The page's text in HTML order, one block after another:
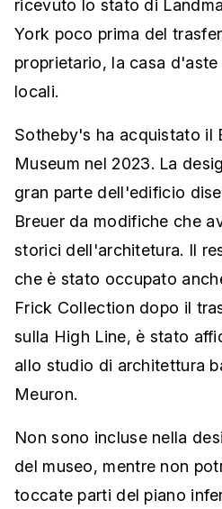
ricevuto lo stato di
York poco prima del
proprietario, la casa
locali.
Sotheby's ha acquistato il
Museum nel 2023. La
gran parte dell'edificio
Breuer da modifiche che
storici dell'architetura. Il
che è stato occupato
Frick Collection dopo il
sulla High Line, è stato
allo studio di architettura
Meuron.
Non sono incluse nella
del museo, mentre non
toccate parti del piano